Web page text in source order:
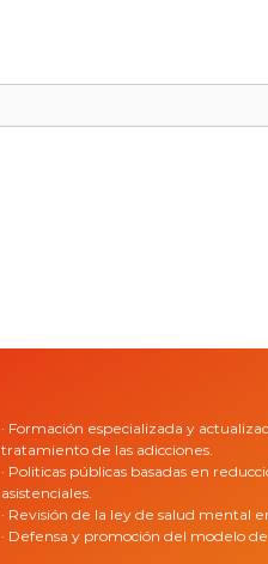
· Formación especializada y
tratamiento de las adicciones.
· Politicas públicas basadas en
asistenciales.
· Revisión de la ley de salud mental
· Defensa y promoción del modelo